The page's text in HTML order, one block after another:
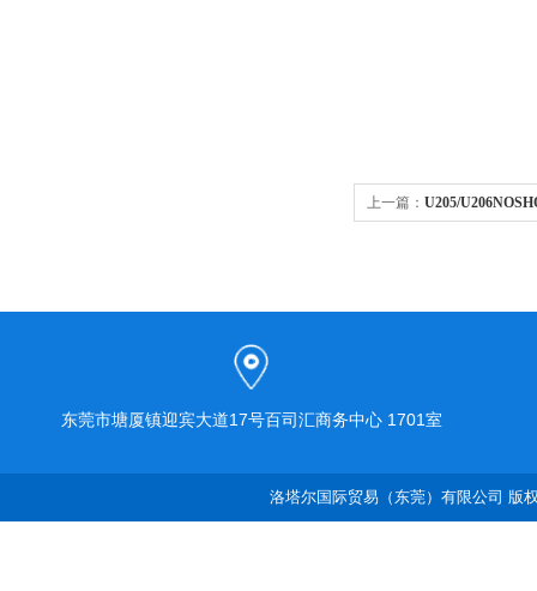
上一篇： U205/
东莞市塘厦镇迎宾大道17号百司汇商务中心 1701室
洛塔尔国际贸易（东莞）有限公司 版